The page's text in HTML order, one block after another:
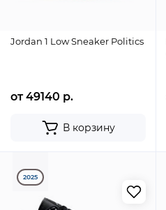
Jordan 1 Low Sneaker Politics
от 49140 р.
В корзину
2025